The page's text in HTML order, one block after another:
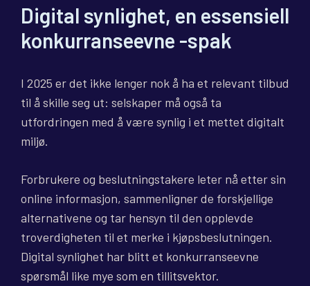
Digital synlighet, en essensiell
konkurranseevne -spak
I 2025 er det ikke lenger nok å ha et relevant tilbud
til å skille seg ut: selskaper må også ta
utfordringen med å være synlig i et mettet digitalt
miljø.
Forbrukere og beslutningstakere leter nå etter sin
online informasjon, sammenligner de forskjellige
alternativene og tar hensyn til den opplevde
troverdigheten til et merke i kjøpsbeslutningen.
Digital synlighet har blitt et konkurranseevne
spørsmål like mye som en tillitsvektor.